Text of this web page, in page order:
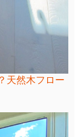
天然木フロー